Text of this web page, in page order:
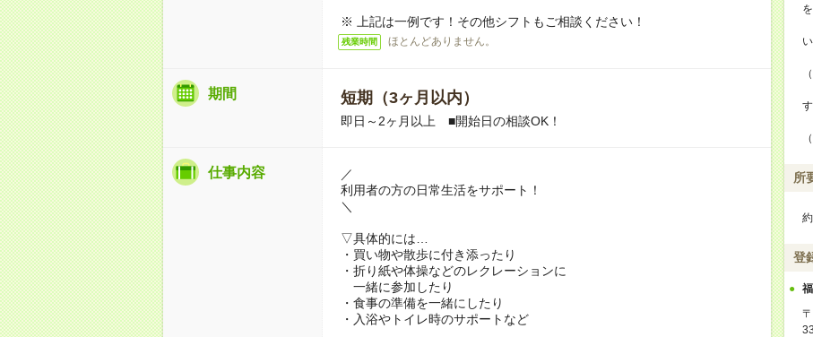
※ 上記は一例です！その他シフトもご相談ください！
残業時間 ほとんどありません。
期間 短期（3ヶ月以内）
即日～2ヶ月以上 ■開始日の相談OK！
仕事内容
／
利用者の方の日常生活をサポート！
＼
▽具体的には…
・買い物や散歩に付き添ったり
・折り紙や体操などのレクレーションに
一緒に参加したり
・食事の準備を一緒にしたり
・入浴やトイレ時のサポートなど
い
す
所
登